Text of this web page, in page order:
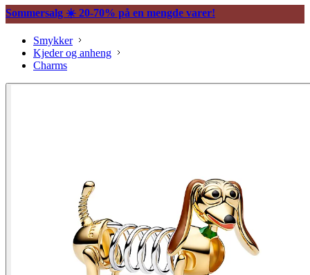
Sommersalg ☀️ 20-70% på en mengde varer!
Smykker
Kjeder og anheng
Charms